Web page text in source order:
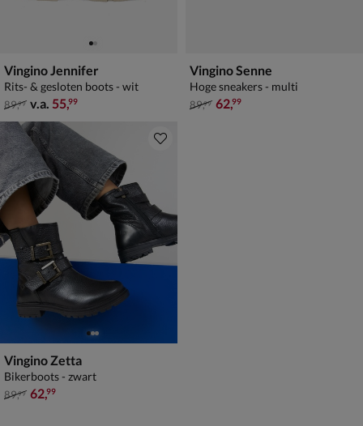
Vingino Jennifer
Rits- & gesloten boots - wit
van € 89,99 vanaf € 55,99
89,99 v.a. 55,99
Vingino Senne
Hoge sneakers - multi
van € 89,99 voor € 62,99
89,99 62,99
Vingino Zetta
Bikerboots - zwart
van € 89,99 voor € 62,99
89,99 62,99